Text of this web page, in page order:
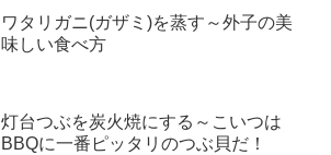
ワタリガニ(ガザミ)を蒸す～外子の美
味しい食べ方
灯台つぶを炭火焼にする～こいつは
BBQに一番ピッタリのつぶ貝だ！